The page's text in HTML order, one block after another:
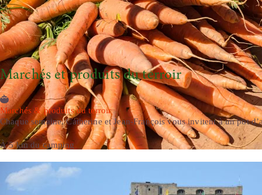
Marchés et produits du terroir
Marchés & produits du terroir
Chaque semaine, Catherine et Jean-François vous invitent à un pot
À 5 km du camping